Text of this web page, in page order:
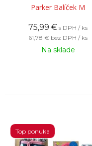
Parker Balíček M
75,99 € s DPH / ks
61,78 € bez DPH / ks
Na sklade
Top ponuka